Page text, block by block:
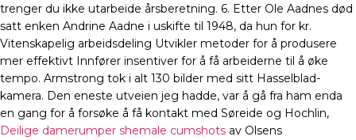
trenger du ikke utarbeide årsberetning. 6. Etter Ole Aadnes død
satt enken Andrine Aadne i uskifte til 1948, da hun for kr.
Vitenskapelig arbeidsdeling Utvikler metoder for å produsere
mer effektivt Innfører insentiver for å få arbeiderne til å øke
tempo. Armstrong tok i alt 130 bilder med sitt Hasselblad-
kamera. Den eneste utveien jeg hadde, var å gå fra ham enda
en gang for å forsøke å få kontakt med Søreide og Hochlin,
Deilige damerumper shemale cumshots av Olsens